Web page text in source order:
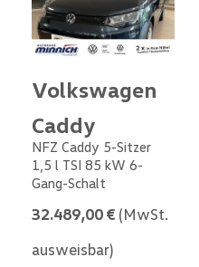
Volkswagen
Caddy
NFZ Caddy 5-Sitzer
1,5 l TSI 85 kW 6-
Gang-Schalt
32.489,00 € (MwSt.
ausweisbar)